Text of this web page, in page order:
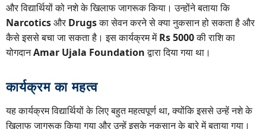
और विद्यार्थियों को नशे के खिलाफ जागरूक किया। उन्होंने बताया कि
Narcoticsऔर Drugsका सेवन करने से क्या नुकसान हो सकता है और
कैसे इससे बचा जा सकता है। इस कार्यक्रम मेंRs 5000की राशि का
योगदानAmar Ujala Foundationद्वारा दिया गया था।
कार्यक्रम का महत्व
यह कार्यक्रम विद्यार्थियों के लिए बहुत महत्वपूर्ण था, क्योंकि इससे उन्हें नशे के
खिलाफ जागरूक किया गया और उन्हें इसके नुकसान के बारे में बताया गया।